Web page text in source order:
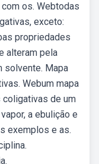
os. Webtodas
exceto:
propriedades
alteram pela
solvente. Mapa
Webum mapa
de um
a ebulição e
exemplos e as.